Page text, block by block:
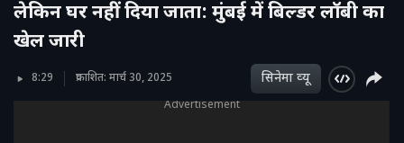
लेकिन घर नहीं दिया जाता: मुंबई में बिल्डर लॉबी का
खेल जारी
8:29 प्रकाशित: मार्च 30, 2025 सिनेमा व्‍यू
Advertisement